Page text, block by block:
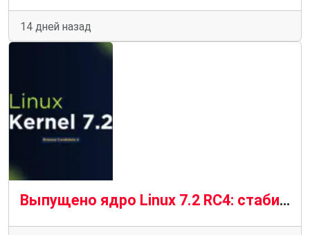
14 дней назад
Выпущено ядро ​​Linux 7.2 RC4: стабильный прогресс в условиях «новой нормальности»